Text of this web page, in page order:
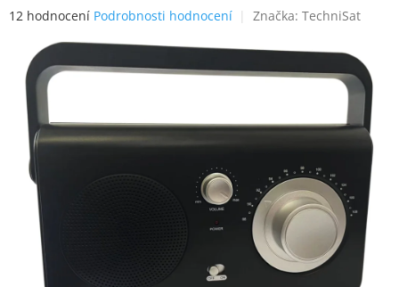
Průměrné
produktu
4,5
hvězdiček.
12 hodnocení Podrobnosti hodnocení Značka: TechniSat